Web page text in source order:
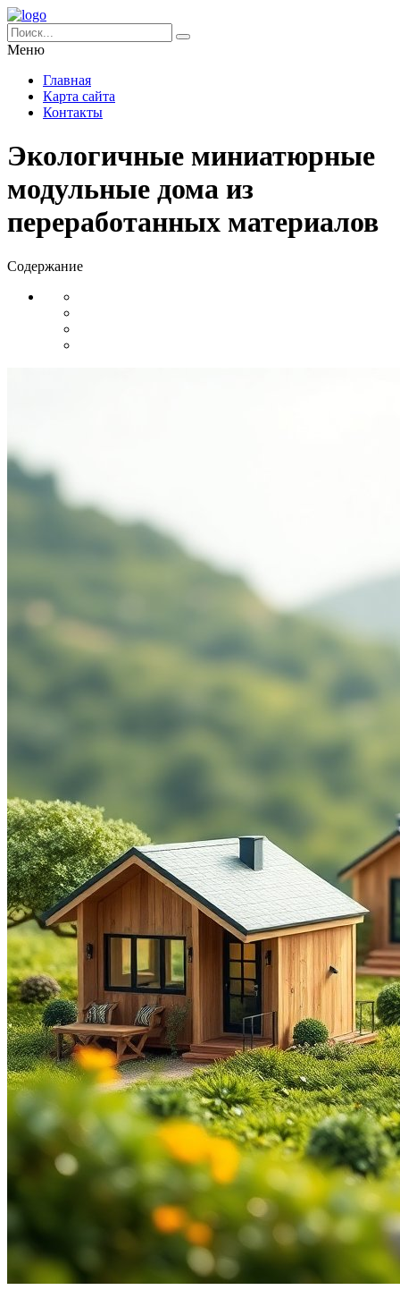
Меню
Главная
Карта сайта
Контакты
Экологичные миниатюрные
модульные дома из
переработанных материалов
Содержание